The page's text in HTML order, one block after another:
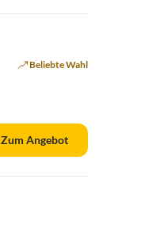
Beliebte Wahl
Zum Angebot